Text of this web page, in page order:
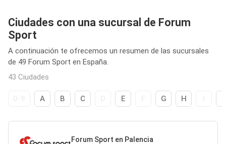
Ciudades con una sucursal de Forum
Sport
A continuación te ofrecemos un resumen de las sucursales
de 49 Forum Sport en España.
43 Ciudades
A B C E G H
Forum Sport en Palencia